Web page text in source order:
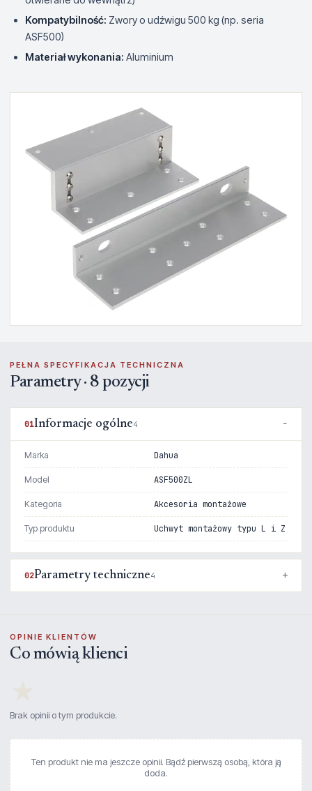
Kompatybilność: Zwory o udźwigu 500 kg (np. seria
ASF500)
Materiał wykonania: Aluminium
PEŁNA SPECYFIKACJA TECHNICZNA
Parametry · 8 pozycji
01Informacje ogólne4
Marka Dahua
Model ASF500ZL
Kategoria Akcesoria montażowe
Typ produktu Uchwyt montażowy typu L i Z
02Parametry techniczne4
OPINIE KLIENTÓW
Co mówią klienci
Brak opinii o tym produkcie.
Ten produkt nie ma jeszcze opinii. Bądź pierwszą osobą, która ją
doda.